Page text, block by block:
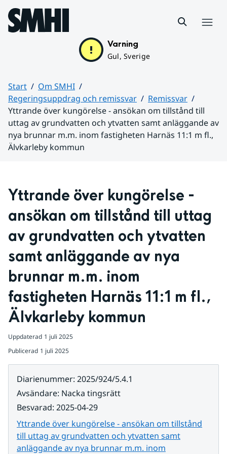
Hoppa till sidans innehåll
Varning
Gul, Sverige
Start
Om SMHI
Regeringsuppdrag och remissvar
Remissvar
Yttrande över kungörelse - ansökan om tillstånd till
uttag av grundvatten och ytvatten samt anläggande av
nya brunnar m.m. inom fastigheten Harnäs 11:1 m fl.,
Älvkarleby kommun
Yttrande över kungörelse -
ansökan om tillstånd till uttag
av grundvatten och ytvatten
samt anläggande av nya
brunnar m.m. inom
fastigheten Harnäs 11:1 m fl.,
Älvkarleby kommun
Uppdaterad 1 juli 2025
Publicerad 1 juli 2025
Diarienummer: 2025/924/5.4.1
Avsändare: Nacka tingsrätt
Besvarad: 2025-04-29
Yttrande över kungörelse - ansökan om tillstånd
till uttag av grundvatten och ytvatten samt
anläggande av nya brunnar m.m. inom